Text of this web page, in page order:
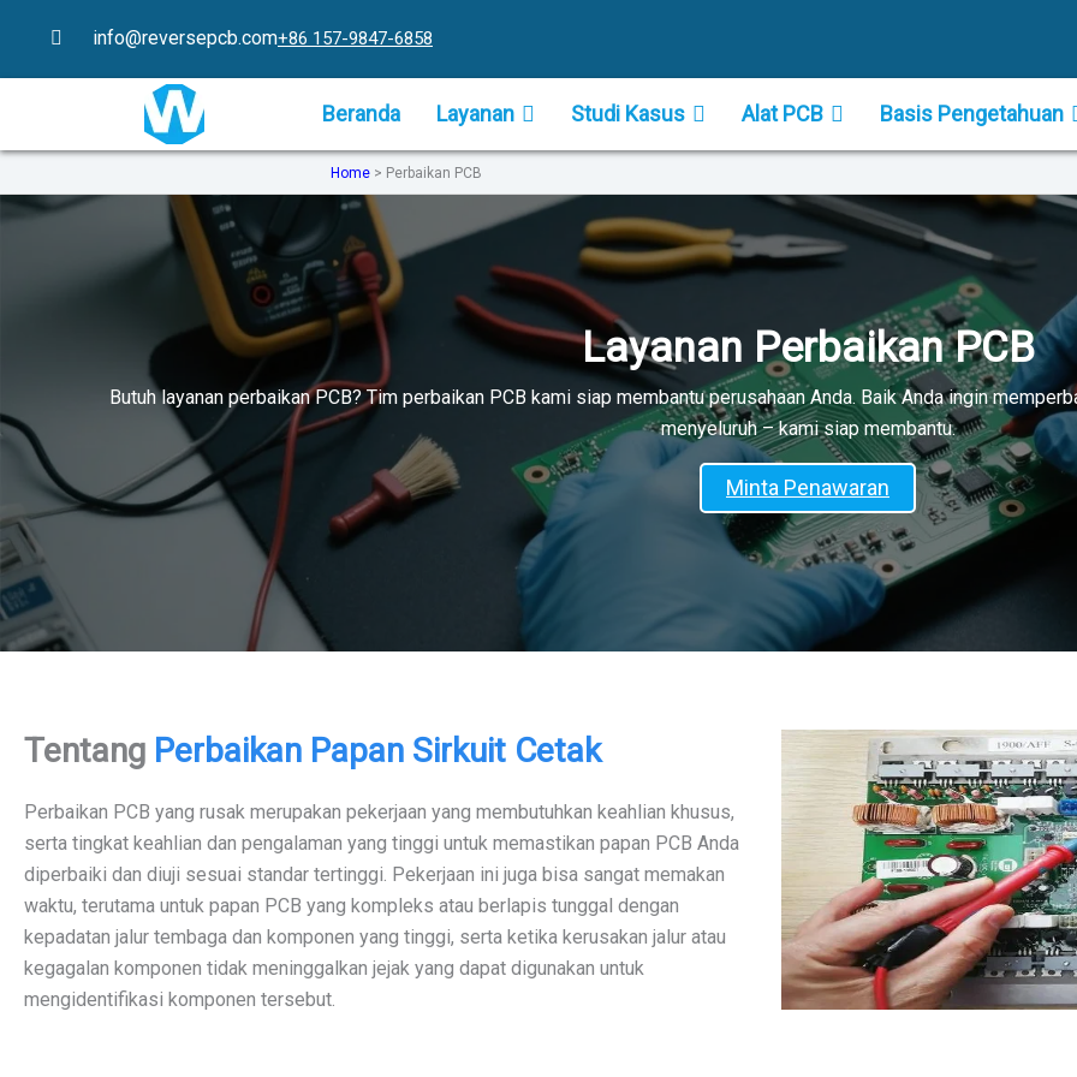
konten
info@reversepcb.com+86 157-9847-6858
Beranda Layanan Studi Kasus Alat PCB Basis Pengetahuan
Home > Perbaikan PCB
Layanan Perbaikan PCB
Butuh layanan perbaikan PCB? Tim perbaikan PCB kami siap membantu perusahaan Anda. Baik Anda ingin
menyeluruh – kami siap membantu.
Minta Penawaran
Tentang Perbaikan Papan Sirkuit Cetak
Perbaikan PCB yang rusak merupakan pekerjaan yang membutuhkan keahlian khusus,
serta tingkat keahlian dan pengalaman yang tinggi untuk memastikan papan PCB Anda
diperbaiki dan diuji sesuai standar tertinggi. Pekerjaan ini juga bisa sangat memakan
waktu, terutama untuk papan PCB yang kompleks atau berlapis tunggal dengan
kepadatan jalur tembaga dan komponen yang tinggi, serta ketika kerusakan jalur atau
kegagalan komponen tidak meninggalkan jejak yang dapat digunakan untuk
mengidentifikasi komponen tersebut.